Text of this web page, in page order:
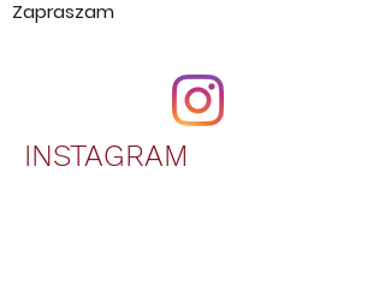
zastanawiać jak to zostało zrobione.